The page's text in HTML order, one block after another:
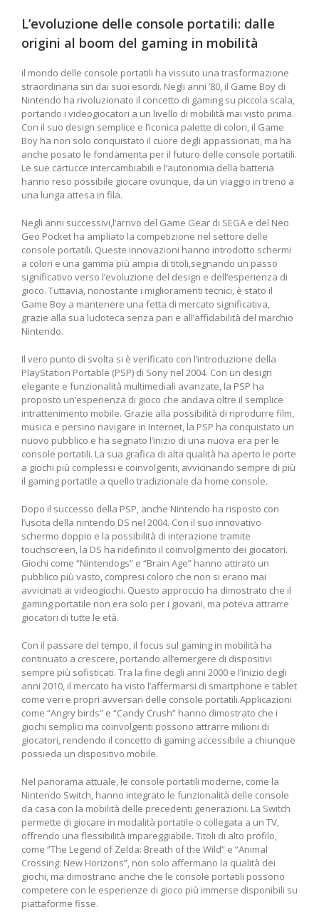
L’evoluzione delle console portatili: dalle
origini al boom del gaming in mobilità
il mondo​ delle console portatili ‌ha vissuto una trasformazione
straordinaria sin ⁣dai suoi esordi. Negli anni ’80, il Game Boy di
Nintendo ha rivoluzionato⁣ il concetto di gaming su piccola scala,
portando⁢ i videogiocatori a ⁣un livello di mobilità mai visto prima.
Con il suo design semplice e l’iconica palette di colori, il Game
Boy ha ⁢non solo​ conquistato il cuore degli appassionati, ⁤ma ha
anche posato‍ le fondamenta ⁢per il futuro delle console portatili.
Le sue cartucce intercambiabili‌ e l’autonomia della batteria‌
hanno‌ reso possibile giocare ovunque, da un viaggio in ​treno a
una lunga ⁤attesa ⁤in fila.
Negli anni‌ successivi,l’arrivo del Game ⁢Gear di ⁤SEGA e del ‍Neo
Geo Pocket ha ampliato la competizione nel settore delle
console‌ portatili. ⁤Queste innovazioni hanno introdotto schermi⁢
a colori e una gamma più ampia di titoli,segnando un passo
significativo verso l’evoluzione⁣ del design e dell’esperienza di
gioco.⁤ Tuttavia, nonostante i miglioramenti tecnici, è stato il
Game⁣ Boy a‌ mantenere una fetta di mercato significativa,
grazie alla​ sua ludoteca senza pari e⁢ all’affidabilità del marchio
Nintendo.
Il vero punto di svolta⁤ si è verificato con l’introduzione ⁣della
PlayStation Portable (PSP) di Sony nel 2004.‍ Con un design
elegante e funzionalità multimediali avanzate, la PSP‌ ha
proposto un’esperienza di gioco che andava oltre il semplice
⁤intrattenimento ‍mobile. Grazie alla possibilità di riprodurre film,
musica e ⁤persino​ navigare in Internet, la PSP ha conquistato un
nuovo pubblico e ha segnato ⁣l’inizio di una nuova⁢ era‍ per le
console⁣ portatili. La sua grafica di alta qualità ha aperto le porte
a giochi più‌ complessi ⁤e coinvolgenti, avvicinando sempre ‍di più
il gaming ‌portatile a quello tradizionale da home console.
Dopo il successo della PSP, anche Nintendo ha risposto con
l’uscita della nintendo DS ‍nel​ 2004. Con il suo innovativo
schermo ‍doppio e⁤ la ​possibilità di interazione tramite
touchscreen, la DS ha ridefinito⁢ il coinvolgimento dei giocatori.
Giochi come “Nintendogs”⁤ e⁣ “Brain Age” hanno attirato un
pubblico più vasto, compresi⁣ coloro che non si erano mai
avvicinati ai ⁤videogiochi. Questo approccio ha dimostrato ‍che il
gaming portatile non era solo per i giovani, ma poteva attrarre
giocatori di tutte le età.
Con il passare del tempo, il focus sul gaming in mobilità ha
⁢continuato a crescere, portando all’emergere‍ di dispositivi
sempre più sofisticati. Tra la fine⁢ degli anni 2000 e l’inizio degli
anni 2010, il mercato ha visto l’affermarsi​ di smartphone ‌e tablet
come⁣ veri⁤ e propri ⁤avversari delle ⁢console portatili.Applicazioni
come “Angry birds” e “Candy Crush”​ hanno dimostrato ⁤che i
giochi semplici ma coinvolgenti possono attrarre milioni di
giocatori,​ rendendo il concetto di‌ gaming accessibile a chiunque
possieda un dispositivo mobile.
Nel ‌panorama attuale, le console portatili moderne, come la⁢
Nintendo Switch, hanno integrato le funzionalità delle console
da casa con la mobilità delle precedenti generazioni. ​La Switch
permette di giocare in modalità portatile o collegata a un TV,
offrendo una⁢ flessibilità impareggiabile. Titoli di alto profilo,
come “The Legend of Zelda: Breath ​of ‌the Wild” ‍e “Animal
Crossing: New Horizons”, ‌non solo affermano la qualità dei
giochi, ma dimostrano anche che le console portatili possono
competere con le esperienze di gioco più immerse disponibili su
piattaforme fisse.